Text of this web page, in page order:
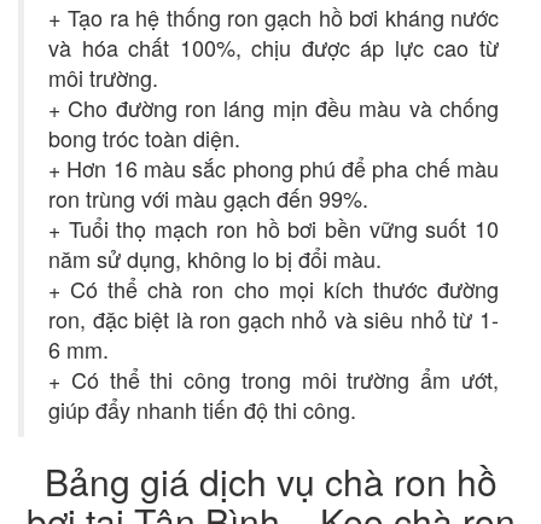
+ Tạo ra hệ thống ron gạch hồ bơi kháng nước
và hóa chất 100%, chịu được áp lực cao từ
môi trường.
+ Cho đường ron láng mịn đều màu và chống
bong tróc toàn diện.
+ Hơn 16 màu sắc phong phú để pha chế màu
ron trùng với màu gạch đến 99%.
+ Tuổi thọ mạch ron hồ bơi bền vững suốt 10
năm sử dụng, không lo bị đổi màu.
+ Có thể chà ron cho mọi kích thước đường
ron, đặc biệt là ron gạch nhỏ và siêu nhỏ từ 1-
6 mm.
+ Có thể thi công trong môi trường ẩm ướt,
giúp đẩy nhanh tiến độ thi công.
Bảng giá dịch vụ chà ron hồ